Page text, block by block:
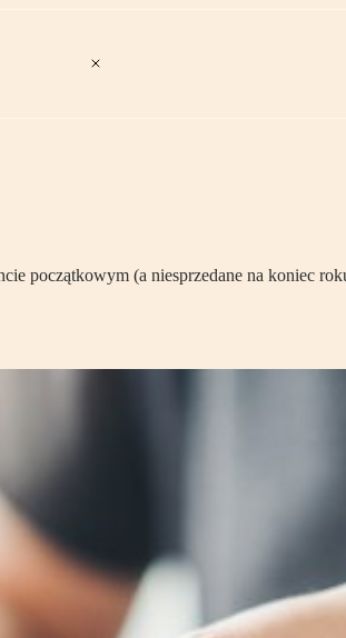
początkowym (a niesprzedane na koniec